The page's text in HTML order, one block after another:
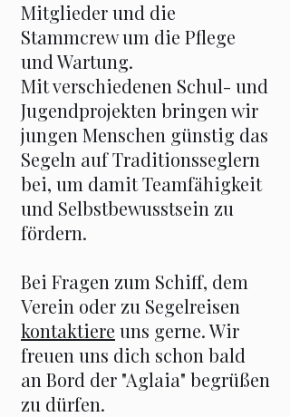
Mitglieder und die
Stammcrew um die Pflege
und Wartung.
Mit verschiedenen Schul- und
Jugendprojekten bringen wir
jungen Menschen günstig das
Segeln auf Traditionsseglern
bei, um damit Teamfähigkeit
und Selbstbewusstsein zu
fördern.
Bei Fragen zum Schiff, dem
Verein oder zu Segelreisen
kontaktiere uns gerne. Wir
freuen uns dich schon bald
an Bord der "Aglaia" begrüßen
zu dürfen.